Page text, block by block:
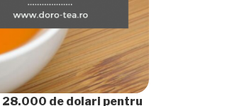
28.000 de dolari pentru